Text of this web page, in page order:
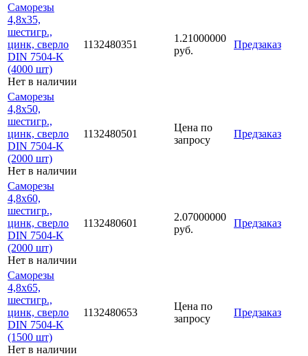
Саморезы
4,8х35,
шестигр.,
цинк, сверло
DIN 7504-K
(4000 шт)
Нет в наличии
1132480351
1.21000000
руб.
Предзаказ
Саморезы
4,8х50,
шестигр.,
цинк, сверло
DIN 7504-K
(2000 шт)
Нет в наличии
1132480501
Цена по
запросу
Предзаказ
Саморезы
4,8х60,
шестигр.,
цинк, сверло
DIN 7504-K
(2000 шт)
Нет в наличии
1132480601
2.07000000
руб.
Предзаказ
Саморезы
4,8х65,
шестигр.,
цинк, сверло
DIN 7504-K
(1500 шт)
Нет в наличии
1132480653
Цена по
запросу
Предзаказ